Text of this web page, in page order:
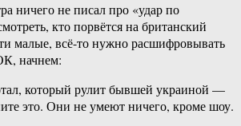
ничего не писал про «удар по
кто порвётся на британский
малые, всё-то нужно расшифровывать
начнем:
который рулит бывшей украиной —
это. Они не умеют ничего, кроме шоу.